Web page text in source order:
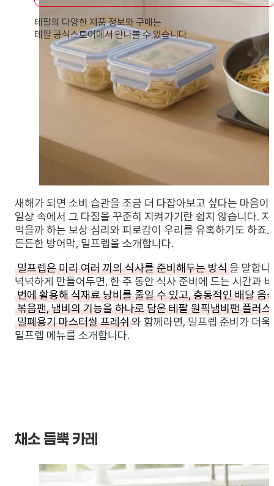
테팔의 다양한 제품 정보와 구매는
테팔 공식스토어에서 만나볼 수 있습니다
새해가 되면 소비 습관을 조금 더 다잡아보고 싶다는 마음
일상 속에서 그 다짐을 꾸준히 지켜가기란 쉽지 않습니다.
먹을까 하는 보상 심리와 피로감이 우리를 유혹하기도 하
든든한 방어막, 밀프렙을 소개합니다.
밀프렙은 미리 여러 끼의 식사를 준비해두는 방식을 말합니
넉넉하게 만들어두면, 한 주 동안 식사 준비에 드는 시간과
번에 활용해 식재료 낭비를 줄일 수 있고, 충동적인 배달 음
볶음팬, 냄비의 기능을 하나로 담은 테팔 원픽냄비팬 플러스
밀폐용기 마스터씰 프레쉬와 함께라면, 밀프렙 준비가 더
밀프렙 메뉴를 소개합니다.
채소 듬뿍 카레